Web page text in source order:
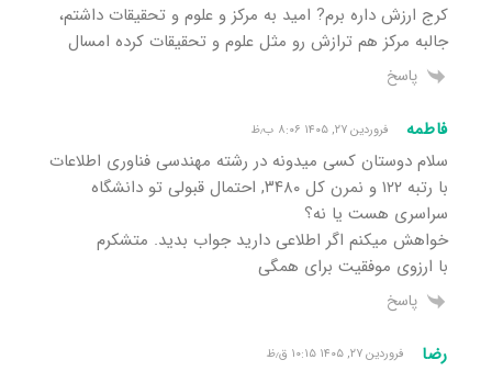
کرج ارزش داره برم? امید به مرکز و علوم و تحقیقات داشتم،
جالبه مرکز هم ترازش رو مثل علوم و تحقیقات کرده امسال
پاسخ
فاطمه فروردین ۲۷, ۱۴۰۵ ۸:۰۶ ب٫ظ
سلام دوستان کسی میدونه در رشته مهندسی فناوری اطلاعات
با رتبه ۱۲۲ و نمرن کل ۳۴۸۰, احتمال قبولی تو دانشگاه
سراسری هست یا نه؟
خواهش میکنم اگر اطلاعی دارید جواب بدید. متشکرم
با ارزوی موفقیت برای همگی
پاسخ
رضا فروردین ۲۷, ۱۴۰۵ ۱۰:۱۵ ق٫ظ